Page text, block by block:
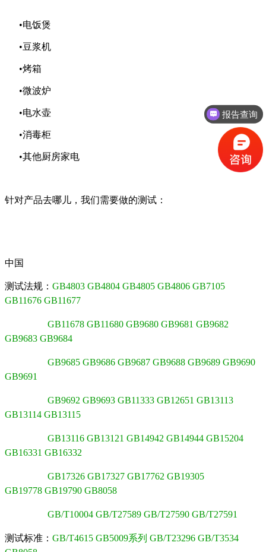
•电饭煲
•豆浆机
•烤箱
•微波炉
•电水壶
•消毒柜
•其他厨房家电
针对产品去哪儿 ，我们需要做的测试 ：
中国
测试法规： GB4803 GB4804 GB4805 GB4806 GB7105
GB11676 GB11677
GB11678 GB11680 GB9680 GB9681 GB9682
GB9683 GB9684
GB9685 GB9686 GB9687 GB9688 GB9689 GB9690
GB9691
GB9692 GB9693 GB11333 GB12651 GB13113
GB13114 GB13115
GB13116 GB13121 GB14942 GB14944 GB15204
GB16331 GB16332
GB17326 GB17327 GB17762 GB19305
GB19778 GB19790 GB8058
GB/T10004 GB/T27589 GB/T27590 GB/T27591
测试标准： GB/T4615 GB5009系列 GB/T23296 GB/T3534
授权资质